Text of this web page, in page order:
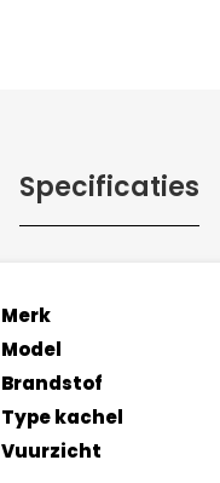
Specificaties
Merk
Model
Brandstof
Type kachel
Vuurzicht